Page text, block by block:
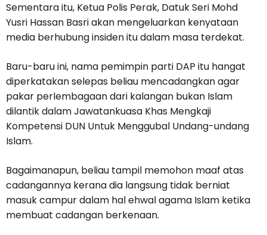
Sementara itu, Ketua Polis Perak, Datuk Seri Mohd
Yusri Hassan Basri akan mengeluarkan kenyataan
media berhubung insiden itu dalam masa terdekat.
Baru-baru ini, nama pemimpin parti DAP itu hangat
diperkatakan selepas beliau mencadangkan agar
pakar perlembagaan dari kalangan bukan Islam
dilantik dalam Jawatankuasa Khas Mengkaji
Kompetensi DUN Untuk Menggubal Undang-undang
Islam.
Bagaimanapun, beliau tampil memohon maaf atas
cadangannya kerana dia langsung tidak berniat
masuk campur dalam hal ehwal agama Islam ketika
membuat cadangan berkenaan.